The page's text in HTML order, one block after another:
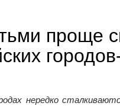
проще
нередко